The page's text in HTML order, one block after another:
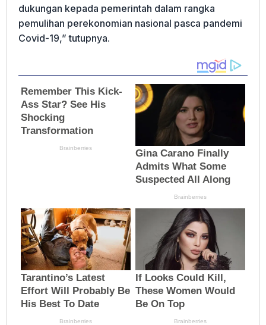
dukungan kepada pemerintah dalam rangka
pemulihan perekonomian nasional pasca pandemi
Covid-19,” tutupnya.